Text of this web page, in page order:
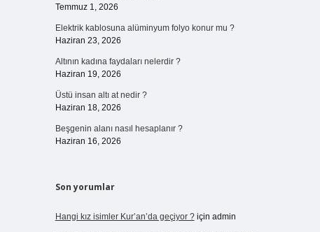
Temmuz 1, 2026
Elektrik kablosuna alüminyum folyo konur mu ?
Haziran 23, 2026
Altının kadına faydaları nelerdir ?
Haziran 19, 2026
Üstü insan altı at nedir ?
Haziran 18, 2026
Beşgenin alanı nasıl hesaplanır ?
Haziran 16, 2026
Son yorumlar
Hangi kız isimler Kur’an’da geçiyor ?için admin